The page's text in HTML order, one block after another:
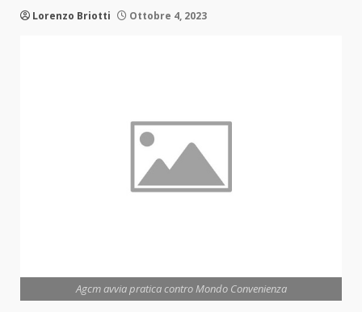
Lorenzo Briotti Ottobre 4, 2023
Agcm avvia pratica contro Mondo Convenienza